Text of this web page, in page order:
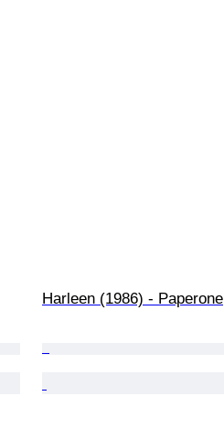
Harleen (1986) - Paperone